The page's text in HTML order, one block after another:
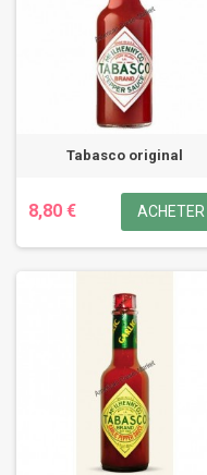
Tabasco original
8,80 € ACHETER